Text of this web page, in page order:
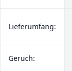
Lieferumfang:
Geruch: